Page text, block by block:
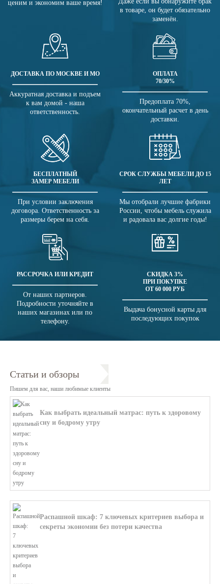
ценим и экономим ваше время!
в товаре, он будет обязательно
заменён.
ДОСТАВКА ПО МОСКВЕ И МО
Аккуратная доставка и подъем
к вам домой - наша
ответственность.
ОПЛАТА
70/30%
Предоплата 70%,
окончательный расчет в день
доставки.
БЕСПЛАТНЫЙ
ЗАМЕР МЕБЕЛИ
При условии заключения
договора. Ответственность за
размеры берем на себя.
СРОК СЛУЖБЫ МЕБЕЛИ ДО 15
ЛЕТ
Мы отобрали лучшие фабрики
России, чтобы мебель служила
и радовала вас долгие годы!
РАССРОЧКА ИЛИ КРЕДИТ
От наших партнеров.
Подробности уточняйте в
наших магазинах или по
телефону.
СКИДКА 3%
ПРИ ПОКУПКЕ
ОТ 60 000 РУБ
Выдача бонусной карты для
последующих покупок
Статьи и обзоры
Пишем для вас, наши любимые клиенты
Как выбрать идеальный матрас: путь к здоровому
сну и бодрому утру
Распашной шкаф: 7 ключевых критериев выбора и
секреты экономии без потери качества